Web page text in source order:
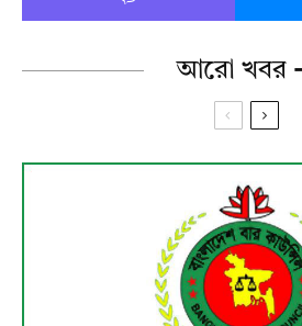
আরো খবর